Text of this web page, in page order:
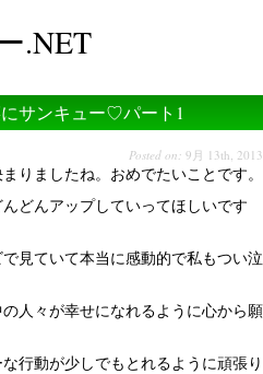
.NET
サンキュー♡パート1
Posted on: 9月 13th, 2013
りましたね。おめでたいことです。
どんアップしていってほしいです
見ていて本当に感動的で私もつい泣
人々が幸せになれるように心から願
行動が少しでもとれるように頑張り